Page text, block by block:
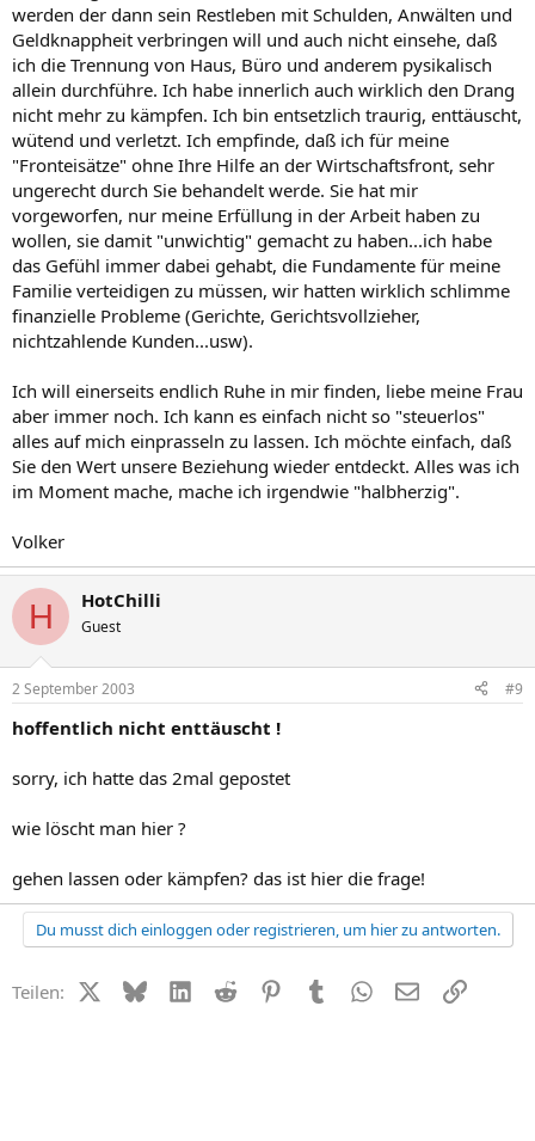
werden der dann sein Restleben mit Schulden, Anwälten und
Geldknappheit verbringen will und auch nicht einsehe, daß
ich die Trennung von Haus, Büro und anderem pysikalisch
allein durchführe. Ich habe innerlich auch wirklich den Drang
nicht mehr zu kämpfen. Ich bin entsetzlich traurig, enttäuscht,
wütend und verletzt. Ich empfinde, daß ich für meine
"Fronteisätze" ohne Ihre Hilfe an der Wirtschaftsfront, sehr
ungerecht durch Sie behandelt werde. Sie hat mir
vorgeworfen, nur meine Erfüllung in der Arbeit haben zu
wollen, sie damit "unwichtig" gemacht zu haben...ich habe
das Gefühl immer dabei gehabt, die Fundamente für meine
Familie verteidigen zu müssen, wir hatten wirklich schlimme
finanzielle Probleme (Gerichte, Gerichtsvollzieher,
nichtzahlende Kunden...usw).
Ich will einerseits endlich Ruhe in mir finden, liebe meine Frau
aber immer noch. Ich kann es einfach nicht so "steuerlos"
alles auf mich einprasseln zu lassen. Ich möchte einfach, daß
Sie den Wert unsere Beziehung wieder entdeckt. Alles was ich
im Moment mache, mache ich irgendwie "halbherzig".
Volker
H HotChilli
Guest
2 September 2003 #9
hoffentlich nicht enttäuscht !
sorry, ich hatte das 2mal gepostet
wie löscht man hier ?
gehen lassen oder kämpfen? das ist hier die frage!
Du musst dich einloggen oder registrieren, um hier zu antworten.
Teilen: X (Twitter)
BlueskyLinkedIn
Reddit PinterestTumblr WhatsApp
E-MailLink